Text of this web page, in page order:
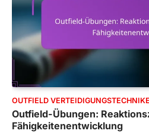
OUTFIELD
Outfield-Übungen:
Fähigkeitenentwicklung